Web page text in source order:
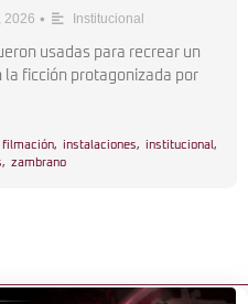
2026 • Institucional
usadas para recrear un
la ficción protagonizada por
filmación, instalaciones, institucional ,
, zambrano